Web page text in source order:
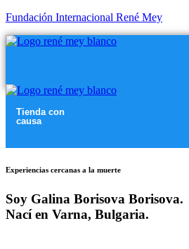
Fundación Internacional René Mey
Tienda con
causa
Experiencias cercanas a la muerte
Soy Galina Borisova Borisova.
Nací en Varna, Bulgaria.